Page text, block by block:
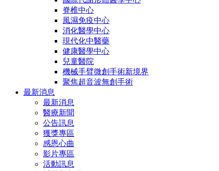
脊椎中心
風濕免疫中心
消化醫學中心
現代化中醫藥
健康醫學中心
兒童醫院
機械手臂微創手術新境界
聚焦超音波無創手術
最新消息
最新消息
醫療新聞
公告訊息
獲獎專區
感恩心曲
影片專區
活動訊息